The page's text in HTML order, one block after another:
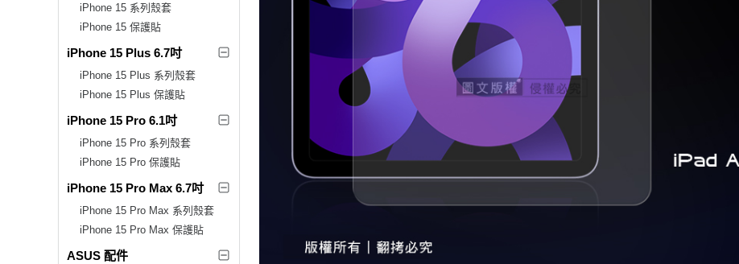
iPhone 15 系列殼套
iPhone 15 保護貼
iPhone 15 Plus 6.7吋
iPhone 15 Plus 系列殼套
iPhone 15 Plus 保護貼
iPhone 15 Pro 6.1吋
iPhone 15 Pro 系列殼套
iPhone 15 Pro 保護貼
iPhone 15 Pro Max 6.7吋
iPhone 15 Pro Max 系列殼套
iPhone 15 Pro Max 保護貼
ASUS 配件